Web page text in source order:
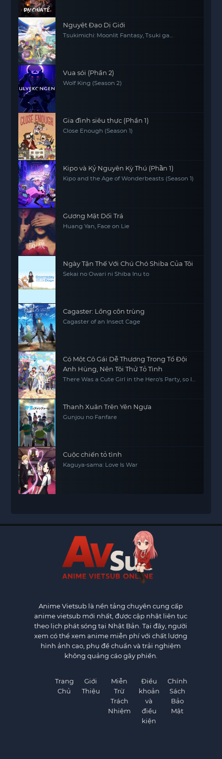
Nguyệt Đạo Dị Giới
Tsukimichi: Moonlit Fantasy, Tsuki ga
Vua sói (Phần 2)
Wolf King (Season 2)
Gia đình siêu thực (Phần 1)
Close Enough (Season 1)
Kipo và Kỷ Nguyên Kỳ Thú (Phần 1)
Kipo and the Age of Wonderbeasts (Season 1)
Gương Mặt Dối Trá
Huang Yan, Face on Lie
Ngày Tận Thế Với Chú Chó Shiba Của Tôi
Sekai no Owari ni Shiba Inu to
Cagaster: Lồng côn trùng
Cagaster of an Insect Cage
Có Một Cô Gái Dễ Thương Trong Tổ Đội
Anh Hùng, Nên Tôi Thử Tỏ Tình
There Was a Cute Girl in the Hero's Party, so I
Thanh Xuân Trên Yên Ngựa
Gunjou no Fanfare
Cuộc chiến tỏ tình
Kaguya-sama: Love Is War
Anime Vietsub là nền tảng chuyên cung cấp
anime vietsub mới nhất, được cập nhật liên tục
theo lịch phát sóng tại Nhật Bản. Tại đây, người
xem có thể xem anime miễn phí với chất lượng
hình ảnh cao, phụ đề chuẩn và trải nghiệm
không quảng cáo gây phiền.
Trang
Chủ
Giới
Thiệu
Miễn
Trừ
Trách
Nhiệm
Điều
khoản
và
điều
kiện
Chính
Sách
Bảo
Mật